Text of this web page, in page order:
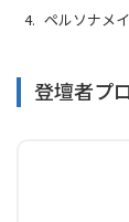
ペルソナメ
登壇者プ